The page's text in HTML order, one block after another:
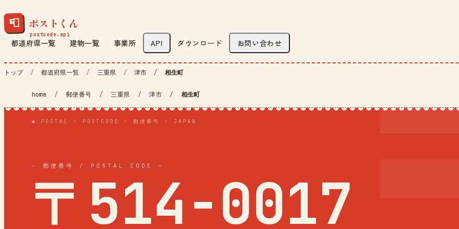
📮 ポストくん
都道府県一覧 建物一覧 事業所 API ダウンロード お問い合わせ
トップ 都道府県一覧 三重県 津市 相生町
home / 郵便番号 / 三重県 / 津市 / 相生町
◉ POSTAL · POSTCODE · 郵便番号 · JAPAN
— 郵便番号 / POSTAL CODE —
〒514-0017